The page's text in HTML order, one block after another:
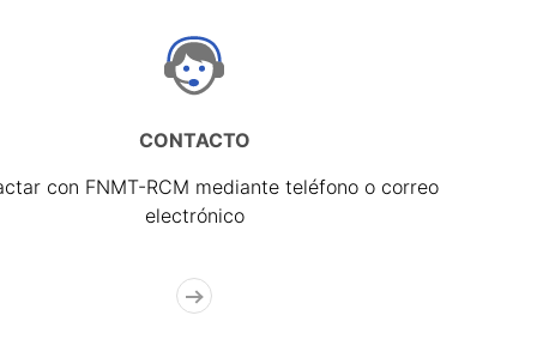
CONTACTO
con FNMT-RCM mediante teléfono o correo
electrónico